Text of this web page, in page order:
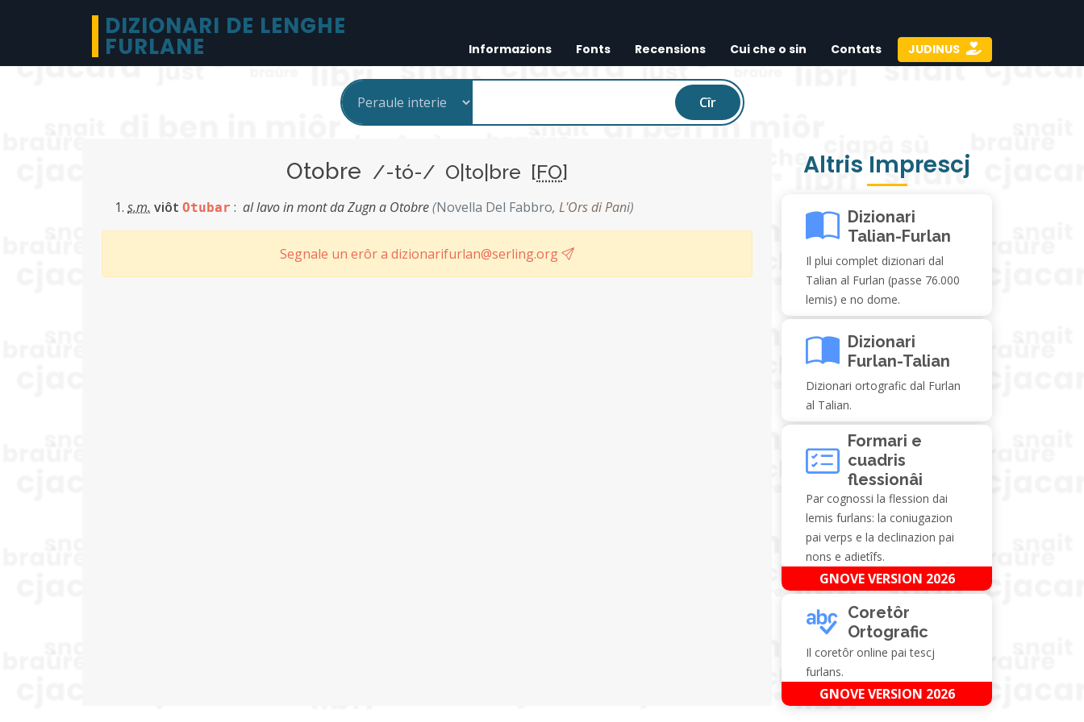
DIZIONARI DE LENGHE
FURLANE Informazions Fonts Recensions Cui che o sin Contats JUDINUS
Cîr
Otobre /-tó-/ O|to|bre [FO]
s.m. viôt Otubar : al lavo in mont da Zugn a Otobre(Novella Del Fabbro, L'Ors di Pani)
Segnale un erôr a dizionarifurlan@serling.org
Altris Imprescj
Dizionari
Talian-Furlan
Il plui complet dizionari dal
Talian al Furlan (passe 76.000
lemis) e no dome.
Dizionari
Furlan-Talian
Dizionari ortografic dal Furlan
al Talian.
Formari e
cuadris
flessionâi
Par cognossi la flession dai
lemis furlans: la coniugazion
pai verps e la declinazion pai
nons e adietîfs.
GNOVE VERSION 2026
Coretôr
Ortografic
Il coretôr online pai tescj
furlans.
GNOVE VERSION 2026